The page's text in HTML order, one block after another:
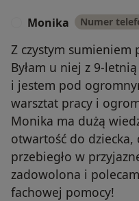
Monika Numer
Z czystym sumieniem
Byłam u niej z 9-
i jestem pod
warsztat pracy i
Monika ma dużą
otwartość do
przebiegło w
zadowolona i
fachowej pomocy!